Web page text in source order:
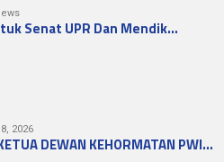
Senat UPR Dan Mendik…
2026
DEWAN KEHORMATAN PWI…